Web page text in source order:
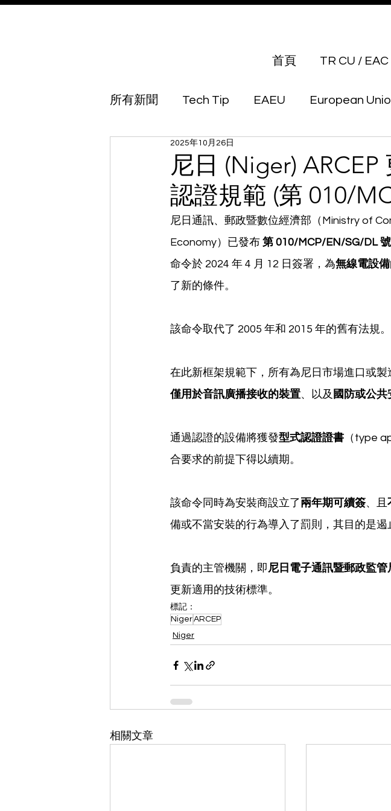
首頁 TR CU /
所有新聞 Tech Tip EAEU European
Australia Azerbaijan
Botswana Brunei Canada Chile
Georgia Guinea Bissau Hong Kong
尼日 (Niger)
認證規範 (第 010/
2025年10月26日
尼日通訊、郵政暨數位經濟部（Ministry of
Economy）已發布 第 010/MCP/EN/SG/DL
命令於 2024 年 4 月 12 日簽署，為無線電設備
了新的條件。
該命令取代了 2005 年和 2015 年的舊有法規。
在此新框架規範下，所有為尼日市場進口或製
僅用於音訊廣播接收的裝置、以及 國防或公共
通過認證的設備將獲發型式認證證書 （type
合要求的前提下得以續期。
該命令同時為安裝商設立了兩年期可續簽、且
備或不當安裝的行為導入了罰則，其目的是遏
負責的主管機關，即尼日電子通訊暨郵政監管
更新適用的技術標準。
標記：
NigerARCEP
Niger
相關文章